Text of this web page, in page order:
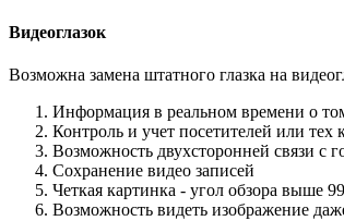
Видеоглазок
Возможна замена штатного глазка на
Информация в реальном времени о
Контроль и учет посетителей или
Возможность двухсторонней связи с
Сохранение видео записей
Четкая картинка - угол обзора выше
Возможность видеть изображение